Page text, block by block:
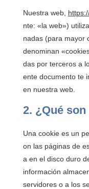
Nuestra web,
nte: «la web»)
nadas (para mayor
denominan
das por terceros a
ente documento te
en nuestra web.
2. ¿Qué
Una cookie es un
on las páginas de
a en el disco duro
información
servidores o a los